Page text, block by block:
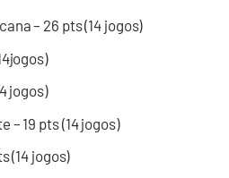
– 26 pts (14 jogos)
jogos)
– 19 pts (14 jogos)
(14 jogos)